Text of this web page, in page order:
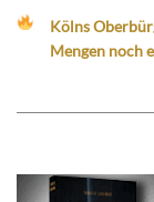
Kölns
Mengen noch